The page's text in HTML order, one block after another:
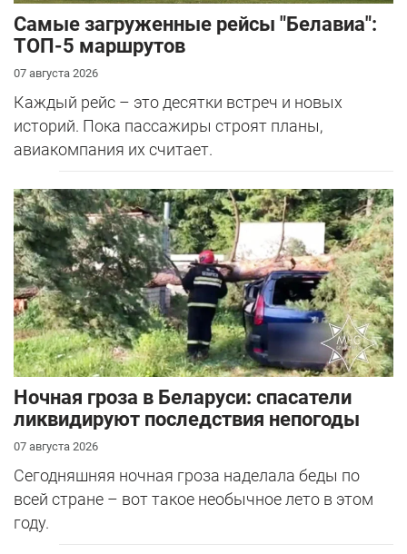
Самые загруженные рейсы "Белавиа":
ТОП-5 маршрутов
07 августа 2026
Каждый рейс – это десятки встреч и новых
историй. Пока пассажиры строят планы,
авиакомпания их считает.
Ночная гроза в Беларуси: спасатели
ликвидируют последствия непогоды
07 августа 2026
Сегодняшняя ночная гроза наделала беды по
всей стране – вот такое необычное лето в этом
году.